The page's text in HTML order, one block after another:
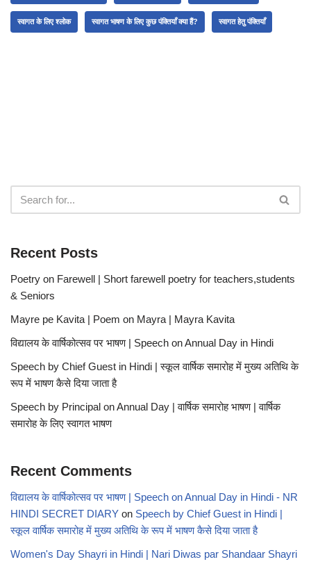
स्वागत के लिए श्लोक स्वागत भाषण के लिए कुछ पंक्तियाँ क्या हैं? स्वागत हेतु पंक्तियाँ
Recent Posts
Poetry on Farewell | Short farewell poetry for teachers,students
& Seniors
Mayre pe Kavita | Poem on Mayra | Mayra Kavita
विद्यालय के वार्षिकोत्सव पर भाषण | Speech on Annual Day in Hindi
Speech by Chief Guest in Hindi | स्कूल वार्षिक समारोह में मुख्य अतिथि के
रूप में भाषण कैसे दिया जाता है
Speech by Principal on Annual Day | वार्षिक समारोह भाषण | वार्षिक
समारोह के लिए स्वागत भाषण
Recent Comments
विद्यालय के वार्षिकोत्सव पर भाषण | Speech on Annual Day in Hindi - NR
HINDI SECRET DIARY on Speech by Chief Guest in Hindi |
स्कूल वार्षिक समारोह में मुख्य अतिथि के रूप में भाषण कैसे दिया जाता है
Women's Day Shayri in Hindi | Nari Diwas par Shandaar Shayri